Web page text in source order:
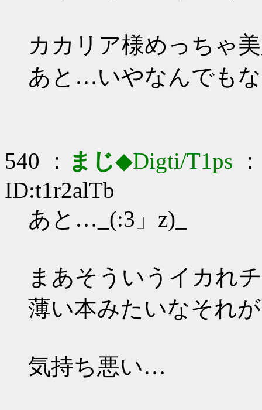
カカリア様めっちゃ
あと…いやなんでも
540 ： まじ◆Digti/T1ps
ID:t1r2alTb
あと…_(:3」z)_
まあそういうイカれ
薄い本みたいなそれ
気持ち悪い…